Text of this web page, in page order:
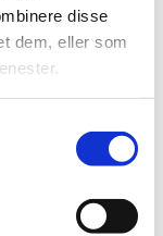
disse
dem, eller som
du bruger rigtige
undervisningshold
(pdf)